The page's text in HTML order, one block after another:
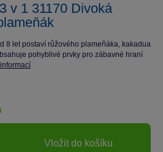
v 1 31170 Divoká
8 let postaví růžového plameňáka, kakadua
pohyblivé prvky pro zábavné hraní
Vložit do košíku